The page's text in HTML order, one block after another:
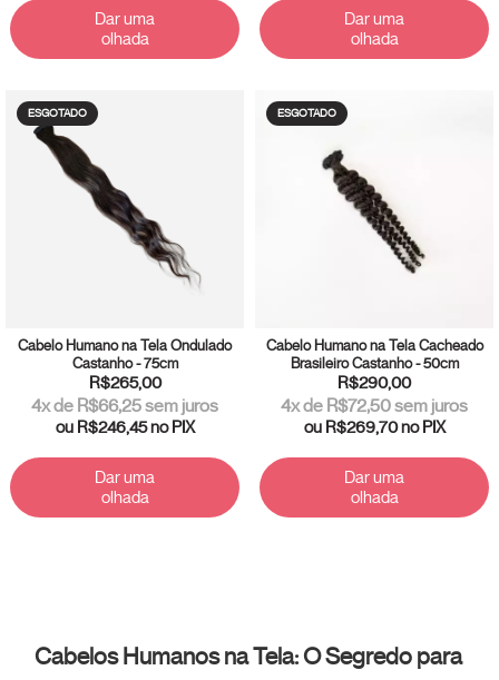
Dar uma
olhada
Dar uma
olhada
ESGOTADO
Cabelo Humano na Tela Ondulado
Castanho - 75cm
R$265,00
4x de R$66,25sem juros
ou R$246,45no PIX
Dar uma
olhada
ESGOTADO
Cabelo Humano na Tela Cacheado
Brasileiro Castanho - 50cm
R$290,00
4x de R$72,50sem juros
ou R$269,70no PIX
Dar uma
olhada
Cabelos Humanos na Tela: O Segredo para